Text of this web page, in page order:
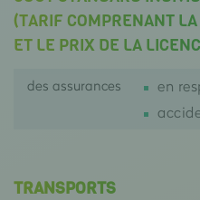
(TARIF COMPRENANT
ET LE PRIX DE LA
des assurances
en
TRANSPORTS